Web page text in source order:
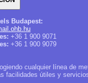
Budapest:
+36 1 900 9071
+36 1 900 9079
cualquier línea de
facilidades útiles y